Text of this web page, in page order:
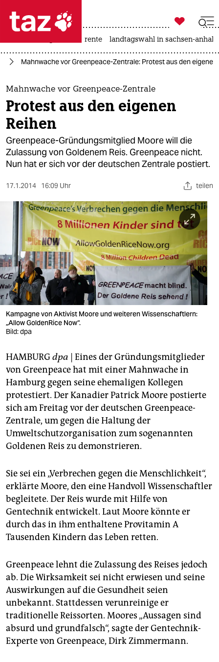
 taz zahl ich
taz zahl ich
themen
politik
öko
gesellschaft
sport
berlin
nord
wahrheit
verlag
verlag
veranstaltungen
fragen & hilfe
unterstützen
abo
genossenschaft
epaper login

taz zahl ich
rente landtagswahl in sachsen-anhalt
Mahnwache vor Greenpeace-Zentrale: Protest aus den eigenen
Mahnwache vor Greenpeace-Zentrale
Protest aus den eigenen
Reihen
Greenpeace-Gründungsmitglied Moore will die
Zulassung von Goldenem Reis. Greenpeace nicht.
Nun hat er sich vor der deutschen Zentrale postiert.
17.1.2014 16:09 Uhr teilen
Kampagne von Aktivist Moore und weiteren Wissenschaftlern:
„Allow GoldenRice Now“.
Bild: dpa
HAMBURGdpa | Eines der Gründungsmitglieder
von Greenpeace hat mit einer Mahnwache in
Hamburg gegen seine ehemaligen Kollegen
protestiert. Der Kanadier Patrick Moore postierte
sich am Freitag vor der deutschen Greenpeace-
Zentrale, um gegen die Haltung der
Umweltschutzorganisation zum sogenannten
Goldenen Reis zu demonstrieren.
Sie sei ein „Verbrechen gegen die Menschlichkeit“,
erklärte Moore, den eine Handvoll Wissenschaftler
begleitete. Der Reis wurde mit Hilfe von
Gentechnik entwickelt. Laut Moore könnte er
durch das in ihm enthaltene Provitamin A
Tausenden Kindern das Leben retten.
Greenpeace lehnt die Zulassung des Reises jedoch
ab. Die Wirksamkeit sei nicht erwiesen und seine
Auswirkungen auf die Gesundheit seien
unbekannt. Stattdessen verunreinige er
traditionelle Reissorten. Moores „Aussagen sind
absurd und grundfalsch“, sagte der Gentechnik-
Experte von Greenpeace, Dirk Zimmermann.